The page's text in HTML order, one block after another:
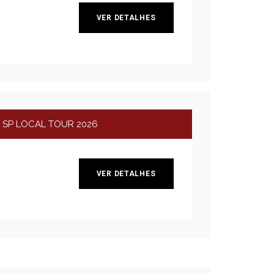
VER DETALHES
LOCAL TOUR 2026
VER DETALHES